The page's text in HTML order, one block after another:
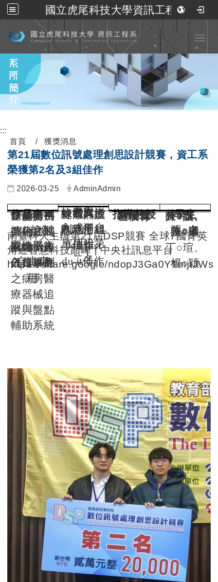
國立虎尾科技大學資訊工程系
跳到主要內容
:::
首頁
獲獎消息
第21屆數位訊號處理創思設計競賽，資工系
榮獲第2名及3組佳作
2026-03-25 AdminAdmin
作品名稱 名次 指導教授 學生
Fuzzy-
PID控制
兩輪平衡
自走車
軟體與嵌
入式平台
應用組第
二名
詹竣傑
林○志、
張○名
數位孿生
技術之醫
院機器人
任務規劃
綠能與控
制應用組
佳作
詹竣傑
方○筑、
蔡○崴
基於比例
微分控制
器之循跡
自走車應
用
綠能與控
制應用組
佳作
詹竣傑
黃○皓、
王○澤
基於
UHF
RFID出
入口事件
之病房醫
療器械追
蹤與盤點
輔助系統
健康照護
應用組C-
040 just
du it佳作
杜俊育
陳○誼、
陳○瑜
丁○瑄、
楊○穎
南臺科大主辦第21屆DSP競賽 全球7國菁英
角逐智慧科技巔峰|中央社訊息平台
https://share.google/ndopJ3Ga0YTmjtJWs